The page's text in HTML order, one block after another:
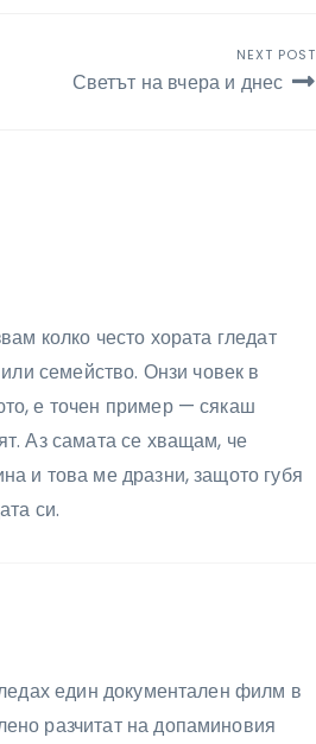
NEXT POST
Светът на вчера и днес
колко често хората гледат
семейство. Онзи човек в
е точен пример — сякаш
Аз самата се хващам, че
и това ме дразни, защото губя
си.
един документален филм в
разчитат на допаминовия